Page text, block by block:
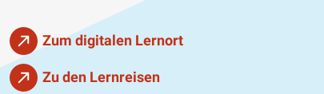
Zum digitalen Lernort
Zu den Lernreisen